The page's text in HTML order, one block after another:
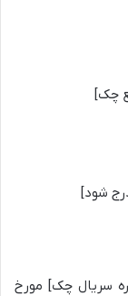
چک]
شود]
سریال چک] مورخ